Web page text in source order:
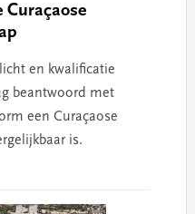
en kwalificatie
beantwoord met
een Curaçaose
is.